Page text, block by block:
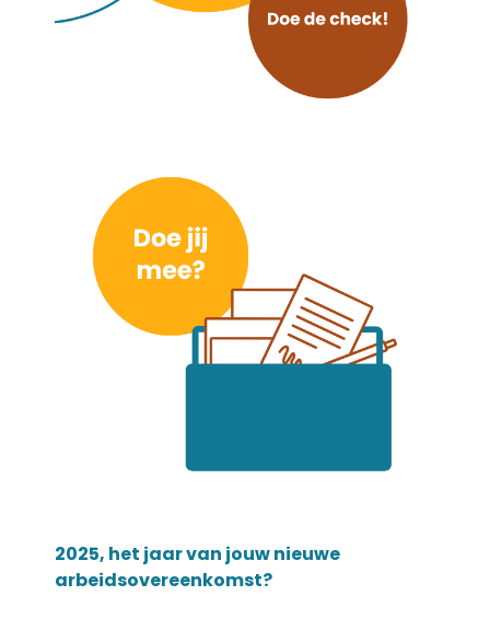
2025, het jaar van jouw nieuwe
arbeidsovereenkomst?